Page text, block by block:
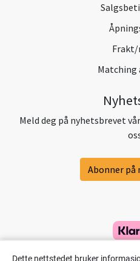
Matching
Meld deg på nyhetsbrevet
Abonner på
Dette nettstedet bruker